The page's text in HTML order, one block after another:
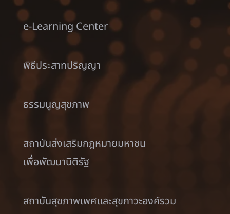
e-Learning Center
พิธีประสาทปริญญา
ธรรมนูญสุขภาพ
สถาบันส่งเสริมกฎหมายมหาชน
เพื่อพัฒนานิติรัฐ
สถาบันสุขภาพเพศและสุขภาวะองค์รวม